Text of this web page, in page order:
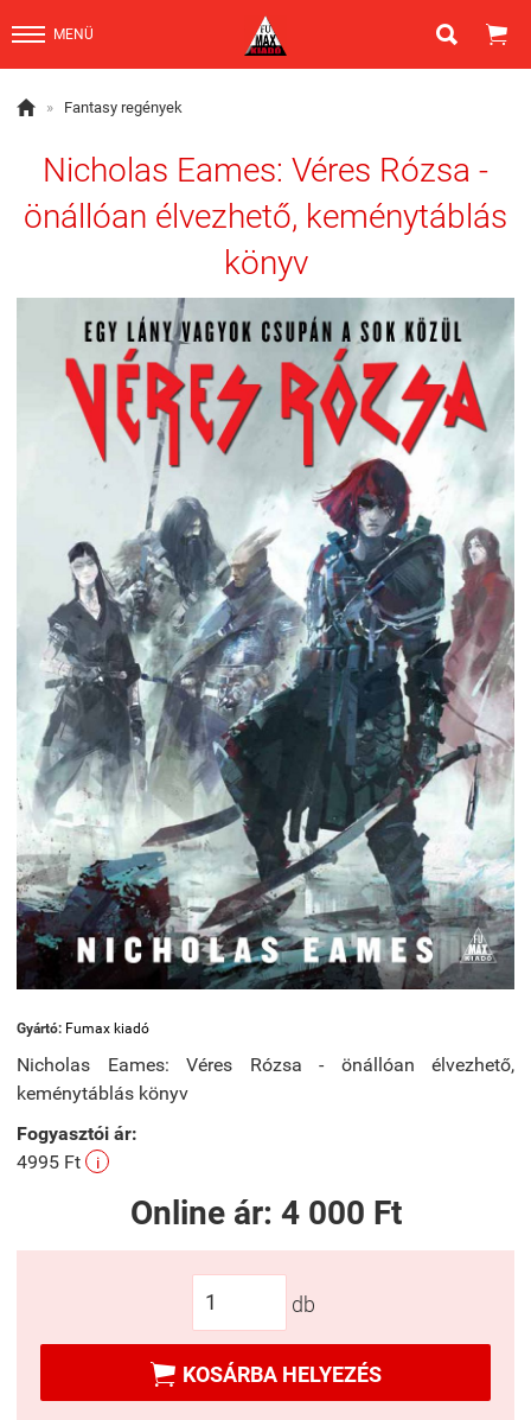
MENÜ  
 » Fantasy regények
Nicholas Eames: Véres Rózsa -
önállóan élvezhető, keménytáblás
könyv
Gyártó: Fumax kiadó
Nicholas Eames: Véres Rózsa - önállóan élvezhető,
keménytáblás könyv
Fogyasztói ár:
4995 Ft
i
Online ár: 4 000 Ft
db
 KOSÁRBA HELYEZÉS